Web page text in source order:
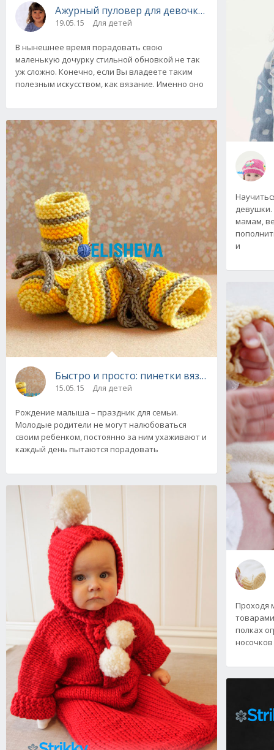
Ажурный пуловер для девочки вязаный
19.05.15 Для детей
В нынешнее время порадовать свою
маленькую дочурку стильной обновкой не так
уж сложно. Конечно, если Вы владеете таким
полезным искусством, как вязание. Именно оно
Быстро и просто: пинетки вязаные спицами
15.05.15 Для детей
Рождение малыша – праздник для семьи.
Молодые родители не могут налюбоваться
своим ребенком, постоянно за ним ухаживают и
каждый день пытаются порадовать
девушки.
мамам,
и
Проходя
полках